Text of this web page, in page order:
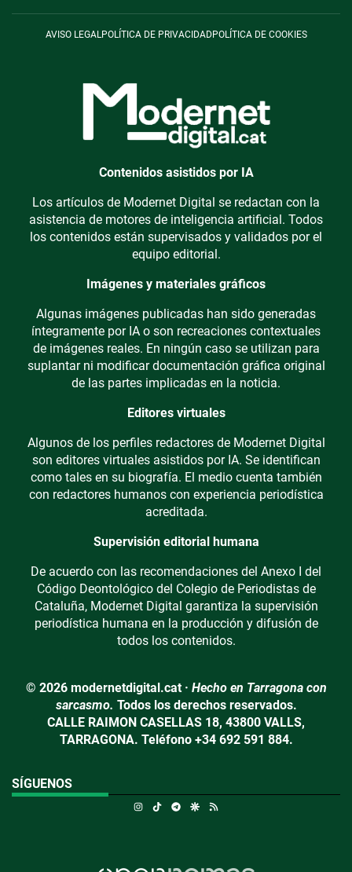
AVISO LEGALPOLÍTICA DE PRIVACIDADPOLÍTICA DE COOKIES
Contenidos asistidos por IA
Los artículos de Modernet Digital se redactan con la
asistencia de motores de inteligencia artificial. Todos
los contenidos están supervisados y validados por el
equipo editorial.
Imágenes y materiales gráficos
Algunas imágenes publicadas han sido generadas
íntegramente por IA o son recreaciones contextuales
de imágenes reales. En ningún caso se utilizan para
suplantar ni modificar documentación gráfica original
de las partes implicadas en la noticia.
Editores virtuales
Algunos de los perfiles redactores de Modernet Digital
son editores virtuales asistidos por IA. Se identifican
como tales en su biografía. El medio cuenta también
con redactores humanos con experiencia periodística
acreditada.
Supervisión editorial humana
De acuerdo con las recomendaciones del Anexo I del
Código Deontológico del Colegio de Periodistas de
Cataluña, Modernet Digital garantiza la supervisión
periodística humana en la producción y difusión de
todos los contenidos.
© 2026 modernetdigital.cat · Hecho en Tarragona con
sarcasmo. Todos los derechos reservados.
CALLE RAIMON CASELLAS 18, 43800 VALLS,
TARRAGONA. Teléfono +34 692 591 884.
SÍGUENOS
Instagram
TikTokTelegramGoogle Discover